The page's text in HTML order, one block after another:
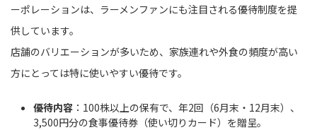
ーポレーションは、ラーメンファンにも注目される優待制度を提
供しています。
店舗のバリエーションが多いため、家族連れや外食の頻度が高い
方にとっては特に使いやすい優待です。
優待内容 ：100株以上の保有で、年2回（6月末・12月末）、
3,500円分の食事優待券（使い切りカード）を贈呈。